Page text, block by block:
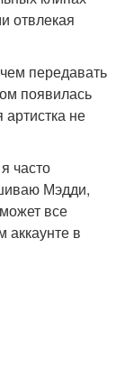
отвлекая
передавать
появилась
не
часто
Мэдди,
все
аккаунте в